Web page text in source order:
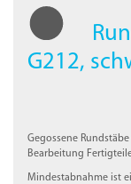
G212,
Gegossene
Bearbeitung
Mindestabnahme ist